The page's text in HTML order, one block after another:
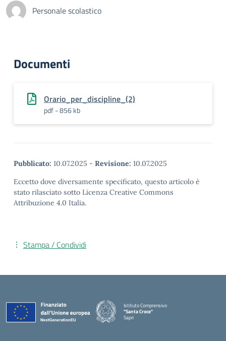
Personale scolastico
Documenti
Orario_per_discipline_(2)
pdf - 856 kb
Pubblicato: 10.07.2025 - Revisione: 10.07.2025
Eccetto dove diversamente specificato, questo articolo è
stato rilasciato sotto Licenza Creative Commons
Attribuzione 4.0 Italia.
Stampa / Condividi
Istituto Comprensivo
"Santa Croce"
Sapri
— Visita la pagina iniziale della scuola